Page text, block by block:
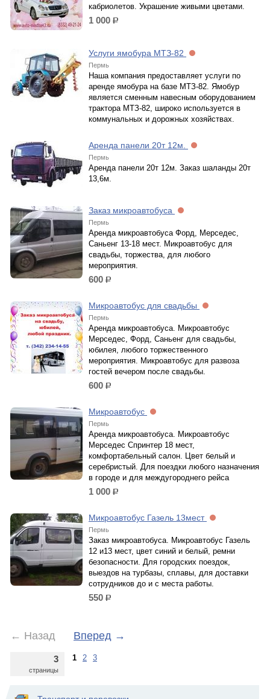
кабриолетов. Украшение живыми цветами.
1 000 р.
Услуги ямобура МТЗ-82
Пермь
Наша компания предоставляет услуги по
аренде ямобура на базе МТЗ-82. Ямобур
является сменным навесным оборудованием
трактора МТЗ-82, широко используется в
коммунальных и дорожных хозяйствах.
Аренда панели 20т 12м.
Пермь
Аренда панели 20т 12м. Заказ шаланды 20т
13,6м.
Заказ микроавтобуса
Пермь
Аренда микроавтобуса Форд, Мерседес,
Саньенг 13-18 мест. Микроавтобус для
свадьбы, торжества, для любого
мероприятия.
600 р.
Микроавтобус для свадьбы
Пермь
Аренда микроавтобуса. Микроавтобус
Мерседес, Форд, Саньенг для свадьбы,
юбилея, любого торжественного
мероприятия. Микроавтобус для развоза
гостей вечером после свадьбы.
600 р.
Микроавтобус
Пермь
Аренда микроавтобуса. Микроавтобус
Мерседес Спринтер 18 мест,
комфортабельный салон. Цвет белый и
серебристый. Для поездки любого назначения
в городе и для междугороднего рейса
1 000 р.
Микроавтобус Газель 13мест
Пермь
Заказ микроавтобуса. Микроавтобус Газель
12 и13 мест, цвет синий и белый, ремни
безопасности. Для городских поездок,
выездов на турбазы, сплавы, для доставки
сотрудников до и с места работы.
550 р.
← Назад Вперед →
3
страницы
1 2 3